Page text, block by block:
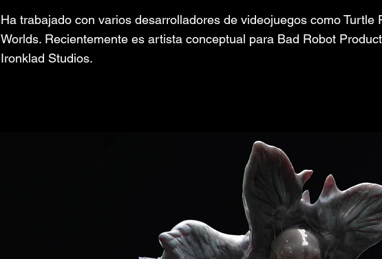
Ha trabajado con varios desarrolladores de videojuegos como Turtle
Worlds. Recientemente es artista conceptual para Bad Robot
Ironklad Studios.